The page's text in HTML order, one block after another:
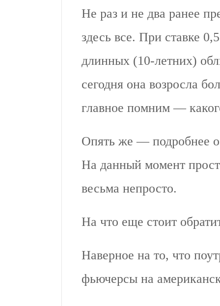
Не раз и не два ранее
здесь все. При ставке
длинных (10-летних)
сегодня она возросла
главное помним —
Опять же — подробнее
На данный момент
весьма непросто.
На что еще стоит
Наверное на то, что
фьючерсы на